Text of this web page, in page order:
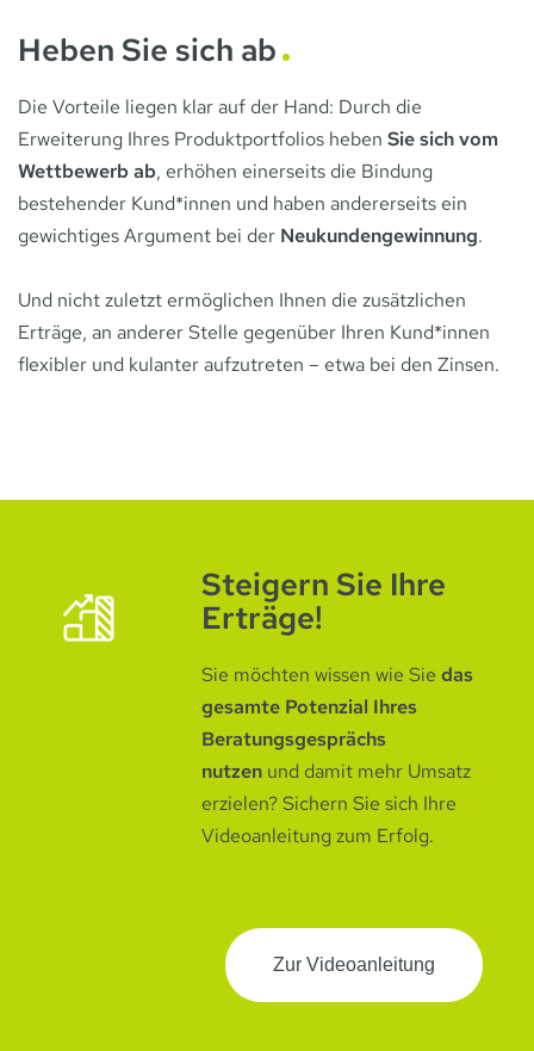
Heben Sie sich ab
Die Vorteile liegen klar auf der Hand: Durch die
Erweiterung Ihres Produktportfolios heben Sie sich vom
Wettbewerb ab, erhöhen einerseits die Bindung
bestehender Kund*innen und haben andererseits ein
gewichtiges Argument bei der Neukundengewinnung.
Und nicht zuletzt ermöglichen Ihnen die zusätzlichen
Erträge, an anderer Stelle gegenüber Ihren Kund*innen
flexibler und kulanter aufzutreten – etwa bei den Zinsen.
Steigern Sie Ihre
Erträge!
Sie möchten wissen wie Siedas
gesamte Potenzial Ihres
Beratungsgesprächs
nutzen und damit mehr Umsatz
erzielen? Sichern Sie sich Ihre
Videoanleitung zum Erfolg.
Zur Videoanleitung